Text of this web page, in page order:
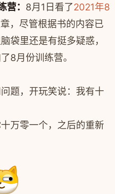
： 8月1日看了2021年8
，尽管根据书的内容已
袋里还是有挺多疑惑，
8月份训练营。
题，开玩笑说：我有十
万零一个，之后的重新